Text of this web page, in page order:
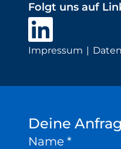
Folgt uns auf
Impressum
Deine
Name *